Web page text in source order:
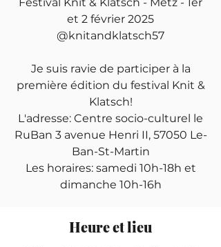
et 2 février 2025
@knitandklatsch57
Je suis ravie de participer à la
première édition du festival Knit &
Klatsch!
L'adresse: Centre socio-culturel le
RuBan 3 avenue Henri II, 57050 Le-
Ban-St-Martin
Les horaires: samedi 10h-18h et
dimanche 10h-16h
Heure et lieu